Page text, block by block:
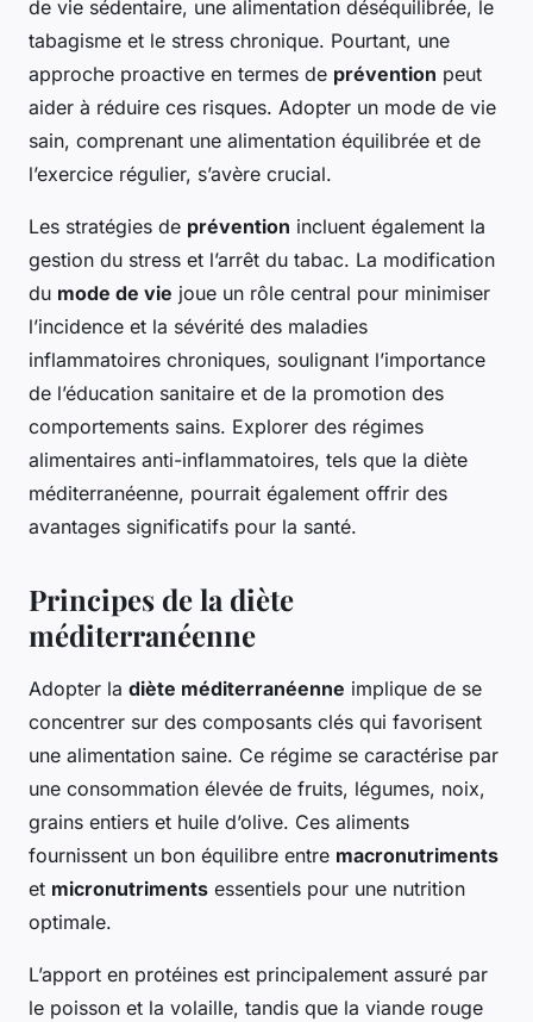
de vie sédentaire, une alimentation déséquilibrée, le
tabagisme et le stress chronique. Pourtant, une
approche proactive en termes de prévention peut
aider à réduire ces risques. Adopter un mode de vie
sain, comprenant une alimentation équilibrée et de
l’exercice régulier, s’avère crucial.
Les stratégies de prévention incluent également la
gestion du stress et l’arrêt du tabac. La modification
du mode de vie joue un rôle central pour minimiser
l’incidence et la sévérité des maladies
inflammatoires chroniques, soulignant l’importance
de l’éducation sanitaire et de la promotion des
comportements sains. Explorer des régimes
alimentaires anti-inflammatoires, tels que la diète
méditerranéenne, pourrait également offrir des
avantages significatifs pour la santé.
Principes de la diète
méditerranéenne
Adopter la diète méditerranéenne implique de se
concentrer sur des composants clés qui favorisent
une alimentation saine. Ce régime se caractérise par
une consommation élevée de fruits, légumes, noix,
grains entiers et huile d’olive. Ces aliments
fournissent un bon équilibre entre macronutriments
et micronutriments essentiels pour une nutrition
optimale.
L’apport en protéines est principalement assuré par
le poisson et la volaille, tandis que la viande rouge